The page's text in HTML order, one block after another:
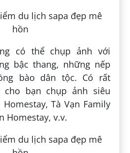
có thể chụp ảnh với
bậc thang, những nếp
bào dân tộc. Có rất
cho bạn chụp ảnh siêu
Tà Vạn Family
Homestay, v.v.